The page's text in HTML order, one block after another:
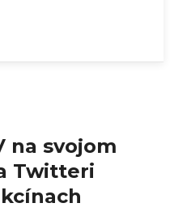
na svojom
Twitteri